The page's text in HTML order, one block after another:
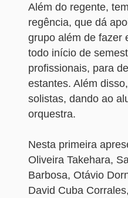
Além do regente,
regência, que dá
grupo além de fazer
todo início de
profissionais, para
estantes. Além
solistas, dando ao
orquestra.
Nesta primeira
Oliveira Takehara,
Barbosa, Otávio
David Cuba